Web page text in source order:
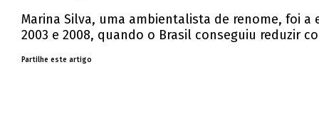
Marina Silva, uma ambientalista de renome, foi
2003 e 2008, quando o Brasil conseguiu reduzir
Partilhe este artigo